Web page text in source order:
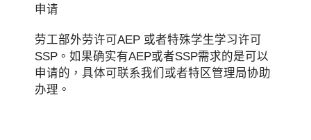
申请
劳工部外劳许可AEP 或者特殊学生学习许可
SSP。如果确实有AEP或者SSP需求的是可以
申请的，具体可联系我们或者特区管理局协助
办理。